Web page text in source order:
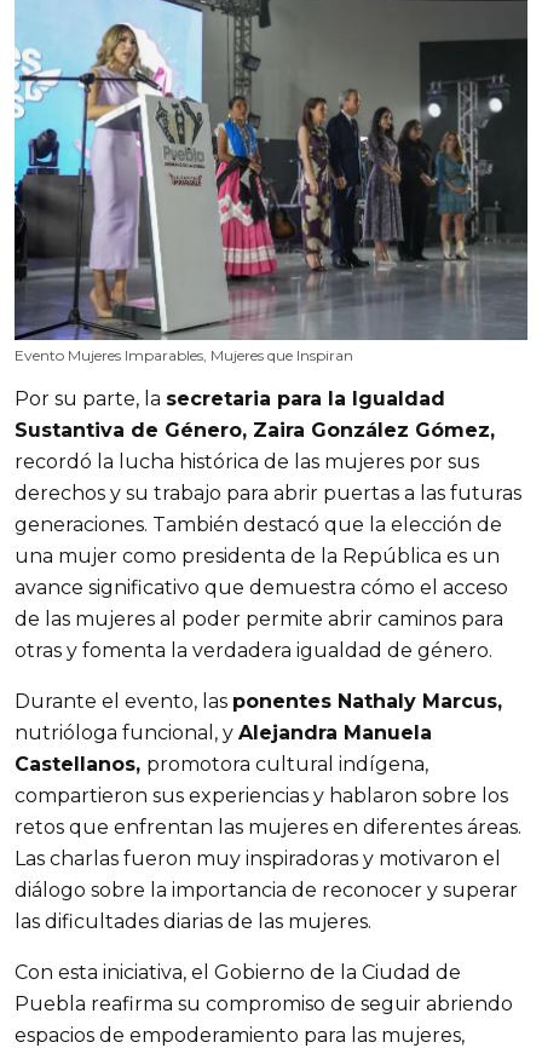
Evento Mujeres Imparables, Mujeres que Inspiran
Por su parte, la secretaria para la Igualdad
Sustantiva de Género, Zaira González Gómez,
recordó la lucha histórica de las mujeres por sus
derechos y su trabajo para abrir puertas a las futuras
generaciones. También destacó que la elección de
una mujer como presidenta de la República es un
avance significativo que demuestra cómo el acceso
de las mujeres al poder permite abrir caminos para
otras y fomenta la verdadera igualdad de género.
Durante el evento, las ponentes Nathaly Marcus,
nutrióloga funcional, y Alejandra Manuela
Castellanos, promotora cultural indígena,
compartieron sus experiencias y hablaron sobre los
retos que enfrentan las mujeres en diferentes áreas.
Las charlas fueron muy inspiradoras y motivaron el
diálogo sobre la importancia de reconocer y superar
las dificultades diarias de las mujeres.
Con esta iniciativa, el Gobierno de la Ciudad de
Puebla reafirma su compromiso de seguir abriendo
espacios de empoderamiento para las mujeres,